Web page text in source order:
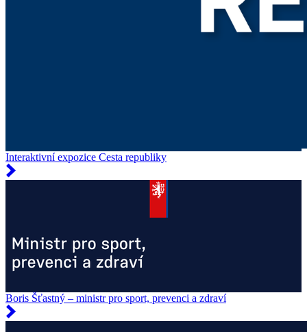
Interaktivní expozice Cesta republiky
Boris Šťastný – ministr pro sport, prevenci a zdraví